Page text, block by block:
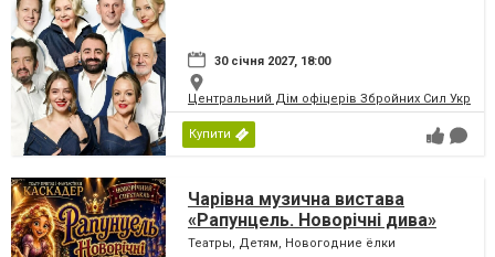
30 січня 2027, 18:00
Центральний Дім офіцерів Збройних Сил
Купити
Чарівна музична вистава
«Рапунцель. Новорічні дива»
Театры, Детям, Новогодние ёлки